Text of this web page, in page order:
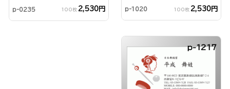
p-0235 100枚 2,530円 p-1020 100枚 2,530円
p-1217